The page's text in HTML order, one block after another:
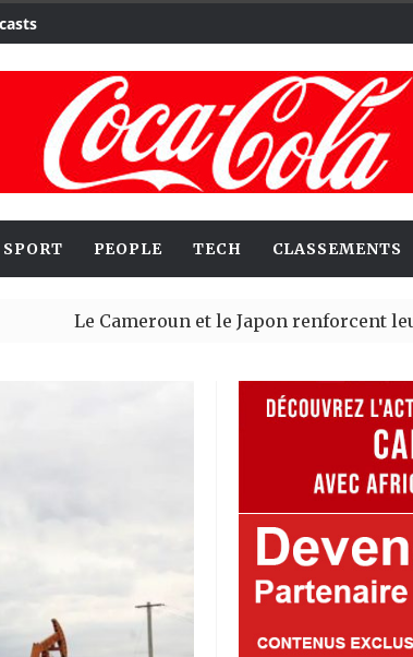
SPORT PEOPLE TECH CLASSEMENTS
Le Cameroun et le Japon renforcent leur